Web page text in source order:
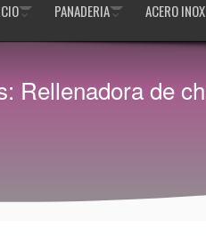
PANADERIA ACERO
Rellenadora de